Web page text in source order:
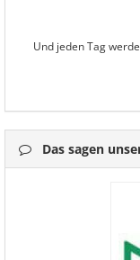
Und jeden Tag
Das sagen